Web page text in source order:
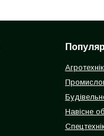
Навісне